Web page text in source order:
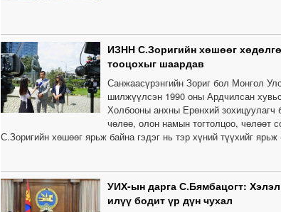
ИЗНН С.Зоригийн хөшөөг
тооцохыг шаардав
Санжаасүрэнгийн Зориг бол Монгол
шилжүүлсэн 1990 оны Ардчилсан
Холбооны анхны Ерөнхий
чөлөө, олон намын тогтолцоо, чөлөөт
С.Зоригийн хөшөөг ярьж байна гэдэг нь тэр хүний түүхийг ярьж
УИХ-ын дарга С.Бямбацогт:
илүү бодит үр дүн чухал